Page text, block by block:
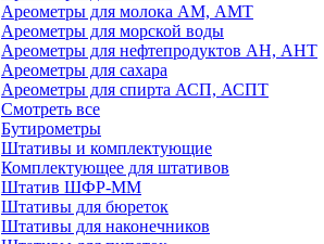
Ареометры для молока АМ, АМТ
Ареометры для морской воды
Ареометры для нефтепродуктов АН, АНТ
Ареометры для сахара
Ареометры для спирта АСП, АСПТ
Смотреть все
Бутирометры
Штативы и комплектующие
Комплектующее для штативов
Штатив ШФР-ММ
Штативы для бюреток
Штативы для наконечников